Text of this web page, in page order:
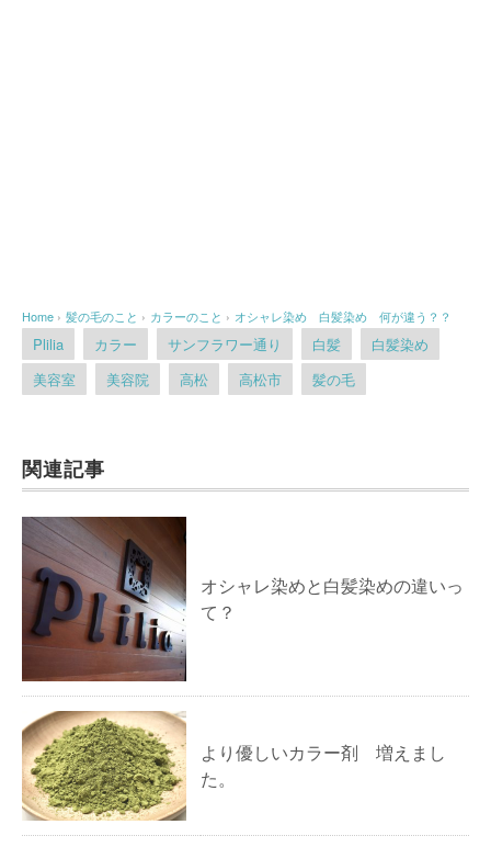
Home › 髪の毛のこと › カラーのこと › オシャレ染め 白髪染め 何が違う？？
Plilia カラー サンフラワー通り 白髪
白髪染め
美容室
美容院 高松 高松市 髪の毛
関連記事
オシャレ染めと白髪染めの違いっ
て？
より優しいカラー剤 増えまし
た。